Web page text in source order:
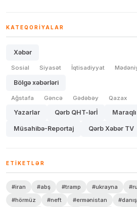
KATEQORIYALAR
Xəbər
Sosial Siyasət İqtisadiyyat
Bölgə xəbərləri
Ağstafa Gəncə Gədəbəy Qazax
Yazarlar Qərb QHT-lərİ Maraqlı
Müsahibə-Reportaj Qərb Xəbər TV
ETIKETLƏR
#iran #abş #tramp #ukrayna
#hörmüz
#neft #ermənistan